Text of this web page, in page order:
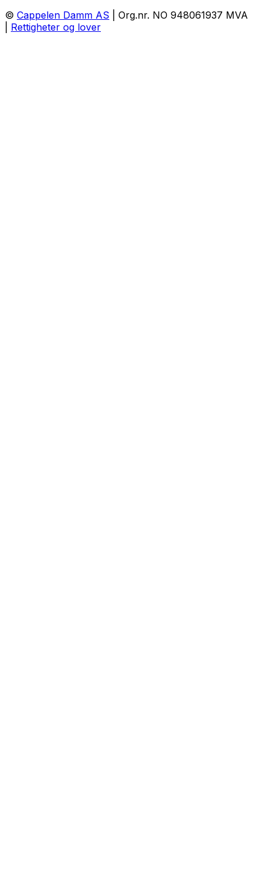
© Cappelen Damm AS | Org.nr. NO 948061937 MVA
Rettigheter og lover